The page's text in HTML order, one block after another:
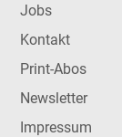
Jobs
Kontakt
Print-Abos
Newsletter
Impressum